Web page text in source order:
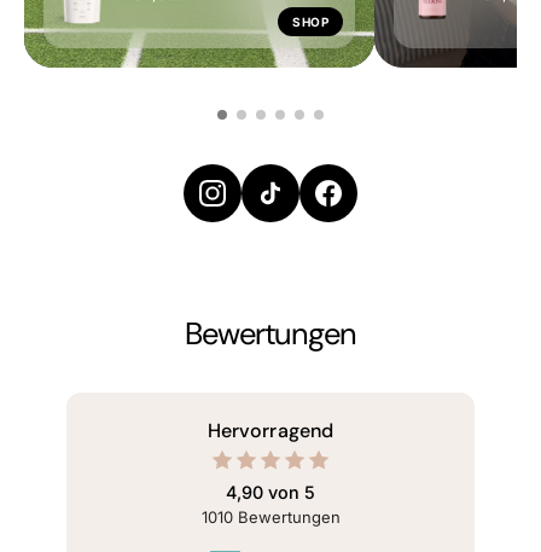
SHOP
Bewertungen
Hervorragend
4,90 von 5
1010Bewertungen